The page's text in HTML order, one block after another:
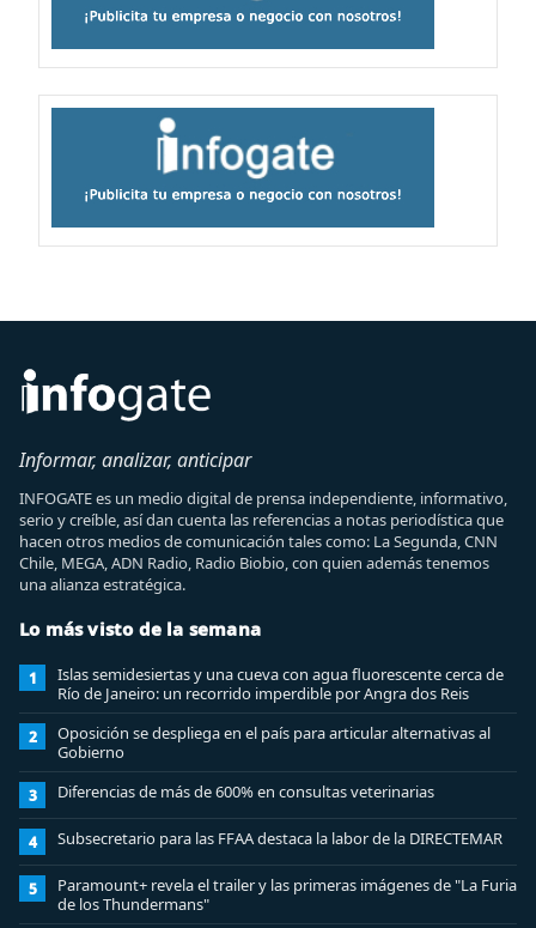
Informar, analizar, anticipar
INFOGATE es un medio digital de prensa independiente, informativo,
serio y creíble, así dan cuenta las referencias a notas periodística que
hacen otros medios de comunicación tales como: La Segunda, CNN
Chile, MEGA, ADN Radio, Radio Biobio, con quien además tenemos
una alianza estratégica.
Lo más visto de la semana
1
Islas semidesiertas y una cueva con agua fluorescente cerca de
Río de Janeiro: un recorrido imperdible por Angra dos Reis
2
Oposición se despliega en el país para articular alternativas al
Gobierno
3 Diferencias de más de 600% en consultas veterinarias
4 Subsecretario para las FFAA destaca la labor de la DIRECTEMAR
5
Paramount+ revela el trailer y las primeras imágenes de "La Furia
de los Thundermans"